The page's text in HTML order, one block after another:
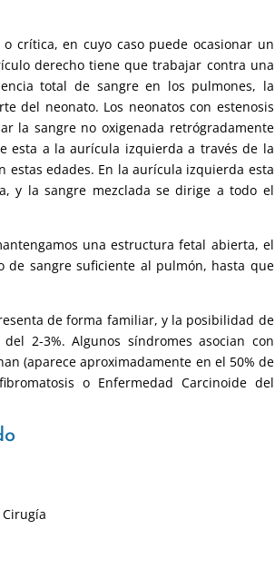
crítica, en cuyo caso puede ocasionar un
derecho tiene que trabajar contra una
total de sangre en los pulmones, la
del neonato. Los neonatos con estenosis
la sangre no oxigenada retrógradamente
esta a la aurícula izquierda a través de la
estas edades. En la aurícula izquierda esta
y la sangre mezclada se dirige a todo el
una estructura fetal abierta, el
de sangre suficiente al pulmón, hasta que
de forma familiar, y la posibilidad de
2-3%. Algunos síndromes asocian con
(aparece aproximadamente en el 50% de
o Enfermedad Carcinoide del